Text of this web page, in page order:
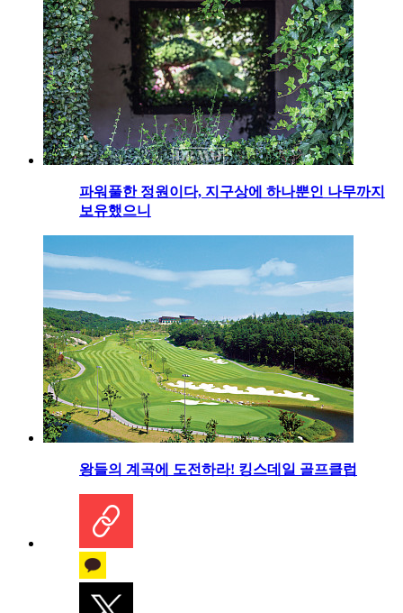
파워풀한 정원이다, 지구상에 하나뿐인 나무까지
보유했으니
왕들의 계곡에 도전하라! 킹스데일 골프클럽